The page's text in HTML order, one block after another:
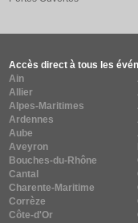
Accès direct à tous les
Ain
Allier
Alpes-Maritimes
Ardennes
Aube
Aveyron
Bouches-du-Rhône
Cantal
Charente-Maritime
Corrèze
Côte-d'Or